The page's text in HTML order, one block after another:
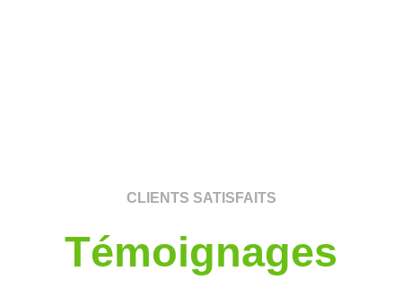
CLIENTS SATISFAITS
Témoignages